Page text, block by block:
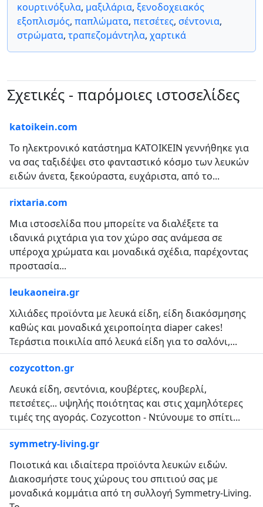
κουρτινόξυλα, μαξιλάρια, ξενοδοχειακός
εξοπλισμός, παπλώματα, πετσέτες, σέντονια,
στρώματα, τραπεζομάντηλα, χαρτικά
Σχετικές - παρόμοιες ιστοσελίδες
katoikein.com
Το ηλεκτρονικό κατάστημα ΚΑΤΟΙΚΕΙΝ γεννήθηκε για
να σας ταξιδέψει στο φανταστικό κόσμο των λευκών
ειδών άνετα, ξεκούραστα, ευχάριστα, από το...
rixtaria.com
Μια ιστοσελίδα που μπορείτε να διαλέξετε τα
ιδανικά ριχτάρια για τον χώρο σας ανάμεσα σε
υπέροχα χρώματα και μοναδικά σχέδια, παρέχοντας
προστασία...
leukaoneira.gr
Χιλιάδες προϊόντα με λευκά είδη, είδη διακόσμησης
καθώς και μοναδικά χειροποίητα diaper cakes!
Τεράστια ποικιλία από λευκά είδη για το σαλόνι,...
cozycotton.gr
Λευκά είδη, σεντόνια, κουβέρτες, κουβερλί,
πετσέτες... υψηλής ποιότητας και στις χαμηλότερες
τιμές της αγοράς. Cozycotton - Ντύνουμε το σπίτι...
symmetry-living.gr
Ποιοτικά και ιδιαίτερα προϊόντα λευκών ειδών.
Διακοσμήστε τους χώρους του σπιτιού σας με
μοναδικά κομμάτια από τη συλλογή Symmetry-Living.